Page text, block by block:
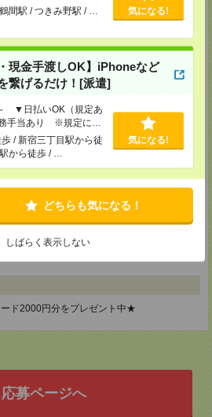
間駅 / つきみ野駅 / … 気になる!
現金手渡しOK】iPhoneなど
繋げるだけ！[派遣]
▼日払いOK（規定あ
手当あり ※規定によ
/ 新宿三丁目駅から徒
から徒歩 / …
気になる!
どちらも気になる！
しばらく表示しない
事業所
オフィス
生命町田ビル6F
オフィス
町134 横浜ビジネスパークサウスタワー
ド2000円分をプレゼント中★
応募ページへ